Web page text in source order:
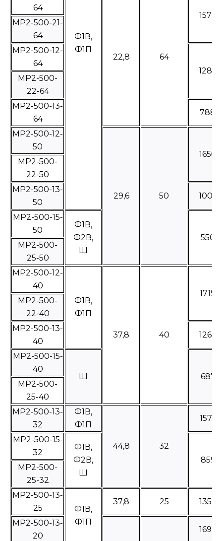
Ф1В,
Ф1П
64
22,8 64
15760
МР2-500-21-
64
МР2-500-12-
64
12890
МР2-500-
22-64
МР2-500-13-
64
7880
МР2-500-12-
50
29,6 50
16500
МР2-500-
22-50
МР2-500-13-
50
10085
МР2-500-15-
50
Ф1В,
Ф2В,
Щ
5500
МР2-500-
25-50
МР2-500-12-
40
Ф1В,
Ф1П
37,8 40
17190
MP2-500-
22-40
МР2-500-13-
40
12605
МР2-500-15-
40
Щ 6875
МР2-500-
25-40
МР2-500-13-
32
Ф1В,
Ф1П
44,8 32
15755
МР2-500-15-
32
Ф1В,
Ф2В,
Щ
8595
МР2-500-
25-32
МР2-500-13-
25
Ф1В,
Ф1П
37,8 25 13570
МР2-500-13-
20
16960